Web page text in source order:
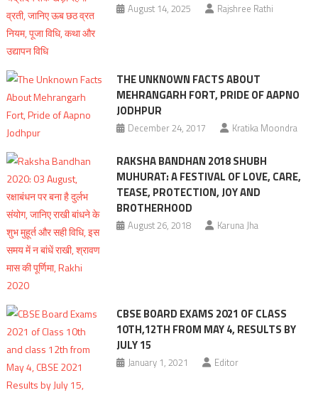
August 14, 2025 Rajshree Rathi
THE UNKNOWN FACTS ABOUT
MEHRANGARH FORT, PRIDE OF AAPNO
JODHPUR
December 24, 2017 Kratika Moondra
RAKSHA BANDHAN 2018 SHUBH
MUHURAT: A FESTIVAL OF LOVE, CARE,
TEASE, PROTECTION, JOY AND
BROTHERHOOD
August 26, 2018 Karuna Jha
CBSE BOARD EXAMS 2021 OF CLASS
10TH,12TH FROM MAY 4, RESULTS BY
JULY 15
January 1, 2021 Editor